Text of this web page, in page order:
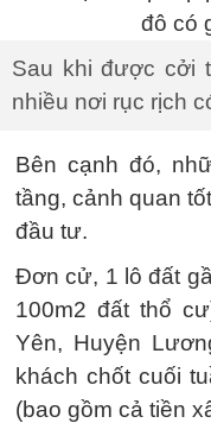
Sau khi được cởi
nhiều nơi rục rịch
Bên cạnh đó,
tầng, cảnh quan
đầu tư.
Đơn cử, 1 lô đất
100m2 đất thổ
Yên, Huyện
khách chốt cuối
(bao gồm cả tiền